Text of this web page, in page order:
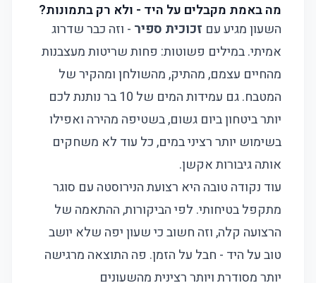
מה באמת מקבלים על היד - ולא רק בתמונות?
השעון מגיע עם זכוכית ספיר - וזה כבר שדרוג
אמיתי. במילים פשוטות: פחות שריטות מעצבנות
מהחיים עצמם, מהתיק, מהשולחן ומהקיר של
המטבח. גם עמידות המים של 10 בר נותנת לכם
יותר ביטחון ביום גשום, בשטיפה מהירה ואפילו
בשימוש יותר רציני במים, כל עוד לא משחקים
אותה גיבורות אקשן.
עוד נקודה טובה היא רצועת הנירוסטה עם סוגר
מתקפל בטיחותי. לפי הביקורות, ההתאמה של
הרצועה קלה, וזה חשוב כי שעון יפה שלא יושב
טוב על היד - חבל על הזמן. פה התוצאה מרגישה
יותר מסודרת ויותר רצינית מהשעונים